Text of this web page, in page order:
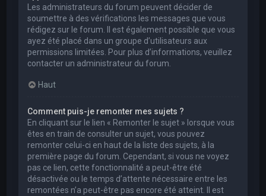
Les administrateurs du forum peuvent décider de
soumettre à des vérifications les messages que vous
rédigez sur le forum. Il est également possible que vous
ayez été placé dans un groupe d’utilisateurs aux
permissions limitées. Pour plus d’informations, veuillez
contacter un administrateur du forum.
Haut
Comment puis-je remonter mes sujets ?
En cliquant sur le lien « Remonter le sujet » lorsque vous
êtes en train de consulter un sujet, vous pouvez
remonter celui-ci en haut de la liste des sujets, à la
première page du forum. Cependant, si vous ne voyez
pas ce lien, cette fonctionnalité a peut-être été
désactivée ou le temps d’attente nécessaire entre les
remontées n’a peut-être pas encore été atteint. Il est